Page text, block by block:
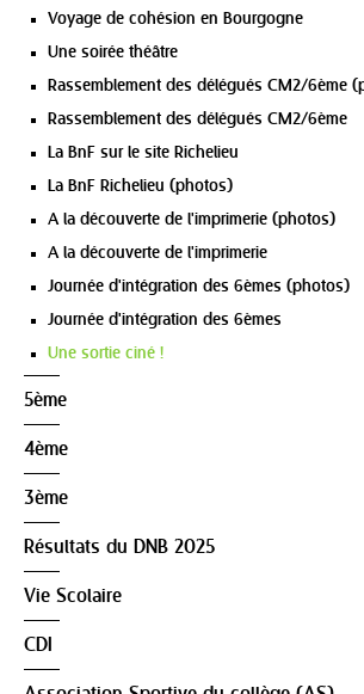
Voyage de cohésion en Bourgogne
Une soirée théâtre
Rassemblement des délégués CM2/6ème
Rassemblement des délégués CM2/6ème
La BnF sur le site Richelieu
La BnF Richelieu (photos)
A la découverte de l'imprimerie (photos)
A la découverte de l'imprimerie
Journée d'intégration des 6èmes (photos)
Journée d'intégration des 6èmes
Une sortie ciné !
5ème
4ème
3ème
Résultats du DNB 2025
Vie Scolaire
CDI